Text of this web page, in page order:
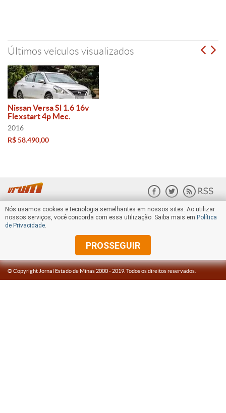
Últimos veículos visualizados
Nissan Versa Sl 1.6 16v
Flexstart 4p Mec.
2016
R$ 58.490,00
© Copyright Jornal Estado de Minas 2000 -2019. Todos os direitos reservados.
Nós usamos cookies e tecnologia semelhantes em nossos sites. Ao utilizar
nossos serviços, você concorda com essa utilização. Saiba mais em Política
de Privacidade.
PROSSEGUIR